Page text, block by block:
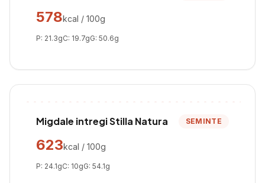
578kcal / 100g
P: 21.3gC: 19.7gG: 50.6g
Migdale intregi Stilla Natura SEMINTE
623kcal / 100g
P: 24.1gC: 10gG: 54.1g